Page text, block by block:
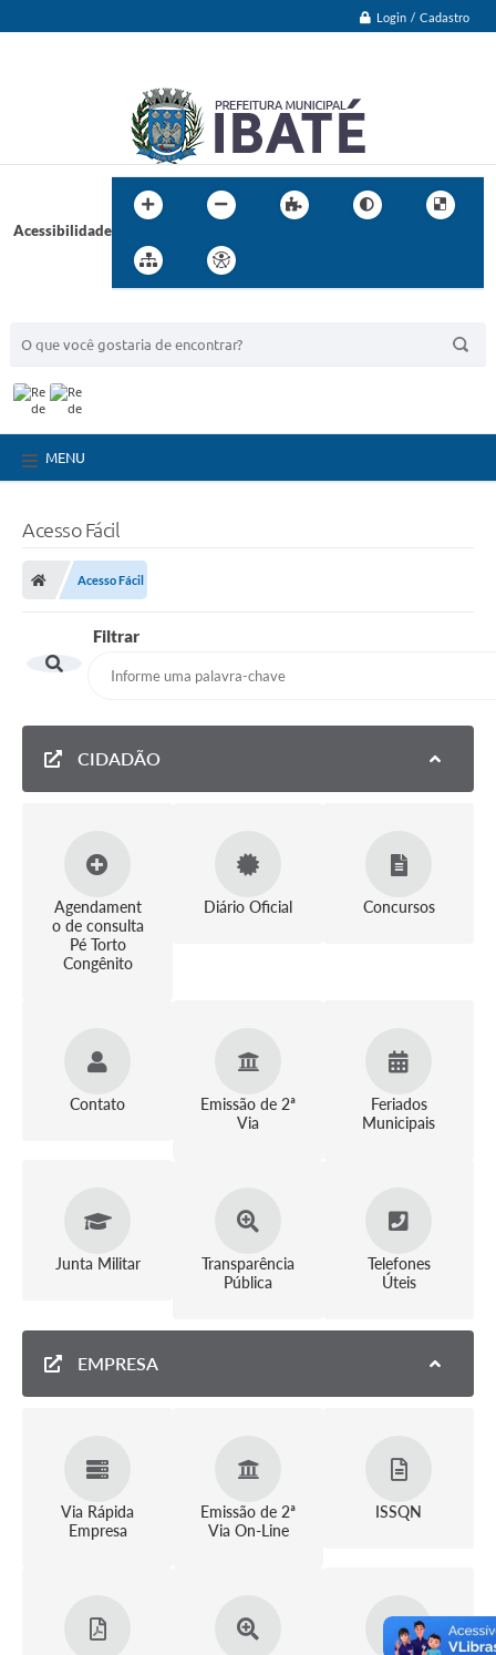
Login / Cadastro
Acessibilidade
MENU
Acesso Fácil
Acesso Fácil
Filtrar
CIDADÃO
Agendament
o de consulta
Pé Torto
Congênito
Diário Oficial Concursos
Contato
Emissão de 2ª
Via
Feriados
Municipais
Junta Militar
Transparência
Pública
Telefones
Úteis
EMPRESA
Via Rápida
Empresa
Emissão de 2ª
Via On-Line
ISSQN